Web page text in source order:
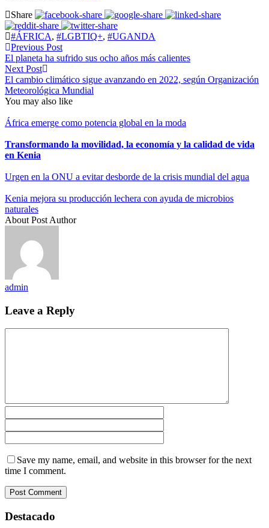
Share
#ÁFRICA, #LGBTIQ+, #UGANDA
Previous Post
El planeta ha sufrido sus ocho años más calientes
Next Post
El cambio climático sigue avanzando en 2022, según Organización
Meteorológica Mundial
You may also like
África emerge como potencia global en la moda
Transformando la movilidad, la economía y la calidad de vida
en Kenia
Urgen en la ONU a evitar desborde de la crisis mundial del agua
Kenia mejora su producción lechera con ayuda de microbios
naturales
About Post Author
admin
Leave a Reply
Save my name, email, and website in this browser for the next
time I comment.
Destacado